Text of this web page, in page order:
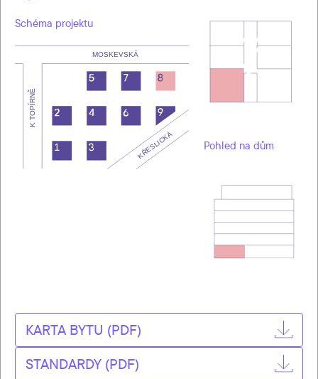
Schéma projektu
Pohled na dům
KARTA BYTU (PDF)
STANDARDY (PDF)